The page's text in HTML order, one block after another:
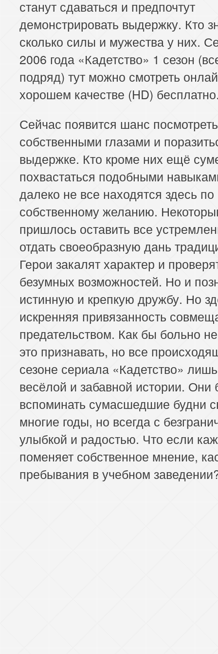
станут сдаваться и предпочтут
демонстрировать выдержку. Кто
сколько силы и мужества у них.
2006 года «Кадетство» 1 сезон
подряд) тут можно смотреть
хорошем качестве (HD)
Сейчас появится шанс
собственными глазами и
выдержке. Кто кроме них ещё
похвастаться подобными
далеко не все находятся здесь по
собственному желанию.
пришлось оставить все
отдать своеобразную дань
Герои закалят характер и
безумных возможностей. Но и
истинную и крепкую дружбу. Но
искренняя привязанность
предательством. Как бы больно
это признавать, но все
сезоне сериала «Кадетство»
весёлой и забавной истории. Они
вспоминать сумасшедшие будни
многие годы, но всегда с
улыбкой и радостью. Что если
поменяет собственное мнение,
пребывания в учебном